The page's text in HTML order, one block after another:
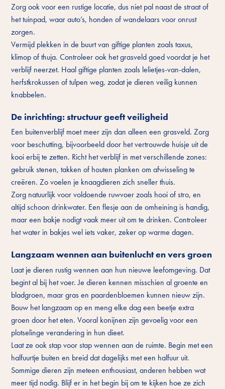
Zorg ook voor een rustige locatie, dus niet pal naast de straat of
het tuinpad, waar auto’s, honden of wandelaars voor onrust
zorgen.
Vermijd plekken in de buurt van giftige planten zoals taxus,
klimop of thuja. Controleer ook het grasveld goed voordat je het
verblijf neerzet. Haal giftige planten zoals lelietjes-van-dalen,
herfstkrokussen of tulpen weg, zodat je dieren veilig kunnen
knabbelen.
De inrichting: structuur geeft veiligheid
Een buitenverblijf moet meer zijn dan alleen een grasveld. Zorg
voor beschutting, bijvoorbeeld door het vertrouwde huisje uit de
kooi erbij te zetten. Richt het verblijf in met verschillende zones:
gebruik stenen, takken of houten planken om afwisseling te
creëren. Zo voelen je knaagdieren zich sneller thuis.
Zorg natuurlijk voor voldoende ruwvoer zoals hooi of stro, en
altijd schoon drinkwater. Een flesje aan de omheining is handig,
maar een bakje nodigt vaak meer uit om te drinken. Controleer
het water in bakjes wel iets vaker, zeker op warme dagen.
Langzaam wennen aan buitenlucht en vers groen
Laat je dieren rustig wennen aan hun nieuwe leefomgeving. Dat
begint al bij het voer. Je dieren kennen misschien al groente en
bladgroen, maar gras en paardenbloemen kunnen nieuw zijn.
Bouw het langzaam op en meng elke dag een beetje extra
groen door het eten. Vooral konijnen zijn gevoelig voor een
plotselinge verandering in hun dieet.
Laat ze ook stap voor stap wennen aan de ruimte. Begin met een
halfuurtje buiten en breid dat dagelijks met een halfuur uit.
Sommige dieren zijn meteen enthousiast, anderen hebben wat
meer tijd nodig. Blijf er in het begin bij om te kijken hoe ze zich